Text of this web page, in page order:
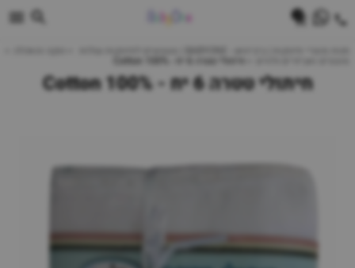
חיתולי טטרה 6 יח - 100% Cotton